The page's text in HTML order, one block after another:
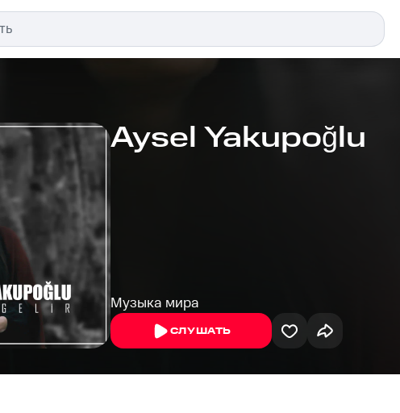
Aysel Yakupoğlu
Музыка мира
СЛУШАТЬ